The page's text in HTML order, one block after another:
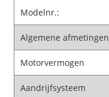
Modelnr.:
Algemene afmetingen
Motorvermogen
Aandrijfsysteem